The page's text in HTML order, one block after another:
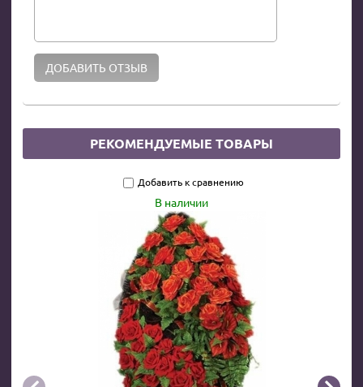
РЕКОМЕНДУЕМЫЕ ТОВАРЫ
Добавить к сравнению
В наличии